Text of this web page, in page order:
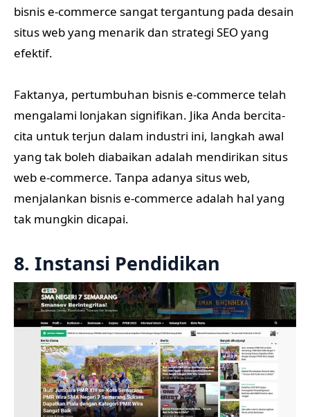
bisnis e-commerce sangat tergantung pada desain
situs web yang menarik dan strategi SEO yang
efektif.
Faktanya, pertumbuhan bisnis e-commerce telah
mengalami lonjakan signifikan. Jika Anda bercita-
cita untuk terjun dalam industri ini, langkah awal
yang tak boleh diabaikan adalah mendirikan situs
web e-commerce. Tanpa adanya situs web,
menjalankan bisnis e-commerce adalah hal yang
tak mungkin dicapai.
8. Instansi Pendidikan